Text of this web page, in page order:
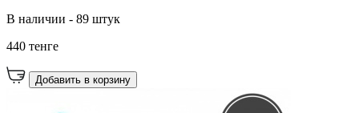
В наличии - 89 штук
440 тенге
Добавить в корзину